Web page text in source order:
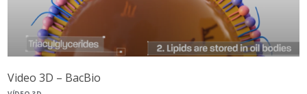
Video 3D – BacBio